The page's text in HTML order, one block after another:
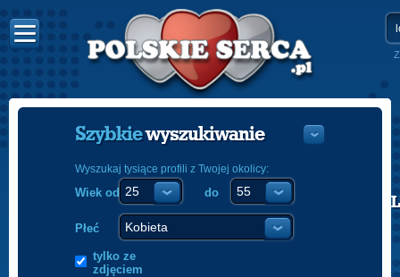
POLISH
Szybkiewyszukiwanie
Wyszukaj tysiące profili z Twojej okolicy:
Wiek od do
Płeć
tylko ze
zdjęciem